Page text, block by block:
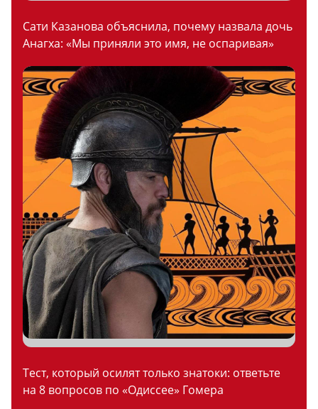
Сати Казанова объяснила, почему назвала дочь
Анагха: «Мы приняли это имя, не оспаривая»
Тест, который осилят только знатоки: ответьте
на 8 вопросов по «Одиссее» Гомера